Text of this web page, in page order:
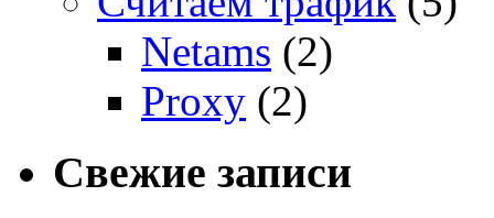
Netams (2)
Proxy (2)
Свежие записи